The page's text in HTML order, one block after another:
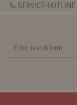
SERVICE-HOTLINE